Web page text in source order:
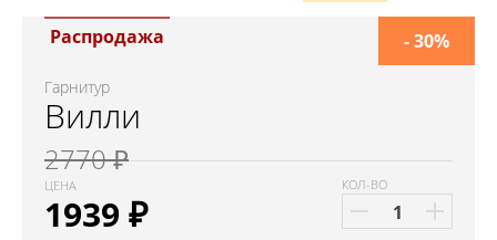
Распродажа
Гарнитур
Вилли
2770 ₽
ЦЕНА
1939 ₽
- 30%
КОЛ-ВО